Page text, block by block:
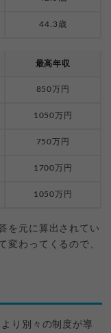
44.3歳
最高年収
850万円
1050万円
750万円
1700万円
1050万円
を元に算出されてい
変わってくるので、
り別々の制度が導